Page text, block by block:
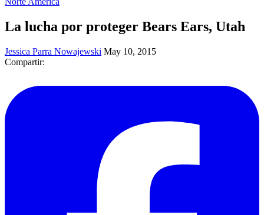
La lucha por proteger Bears Ears, Utah
Jessica Parra Nowajewski May 10, 2015
Compartir: